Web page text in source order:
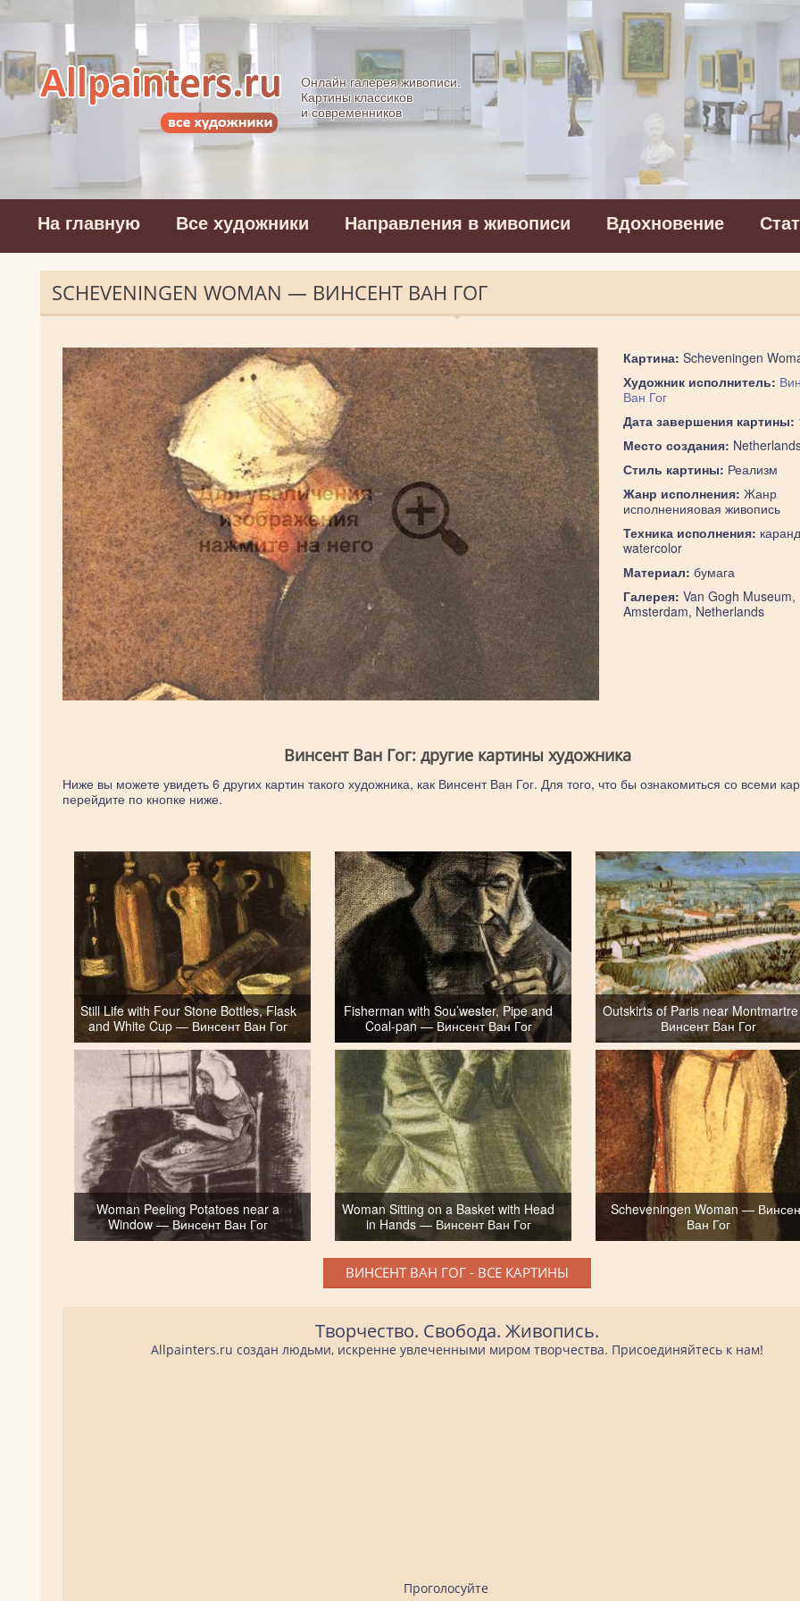
Allpainters.ru - картинная галерея
Онлайн галерея живописи.
Картины классиков
и современников
На главную Все художники Направления в живописи Вдохновение
SCHEVENINGEN WOMAN — ВИНСЕНТ ВАН ГОГ
Картина: Scheveningen
Художник исполнитель:
Ван Гог
Дата завершения картины:
Место создания:
Стиль картины: Реализм
Жанр исполнения: Жанр
исполненияовая живопись
Техника исполнения:
watercolor
Материал: бумага
Галерея: Van Gogh Museum,
Amsterdam, Netherlands
Винсент Ван Гог: другие картины художника
Ниже вы можете увидеть 6 других картин такого художника, как Винсент Ван Гог. Для того, что бы ознакомиться со всеми
перейдите по кнопке ниже.
Still Life with Four Stone Bottles, Flask
and White Cup — Винсент Ван Гог
Fisherman with Sou’wester, Pipe and
Coal-pan — Винсент Ван Гог
Outskirts of Paris near
Винсент Ван Гог
Woman Peeling Potatoes near a
Window — Винсент Ван Гог
Woman Sitting on a Basket with Head
in Hands — Винсент Ван Гог
Scheveningen Woman —
Ван Гог
ВИНСЕНТ ВАН ГОГ - ВСЕ КАРТИНЫ
Творчество. Свобода. Живопись.
Allpainters.ru создан людьми, искренне увлеченными миром творчества. Присоединяйтесь к нам!
Проголосуйте